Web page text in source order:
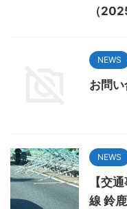
（
NEWS
お問
NEWS
【交
線 鈴